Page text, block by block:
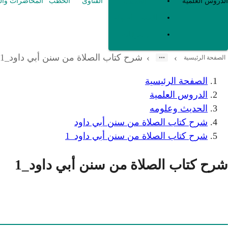
الصفحة الرئيسية ›
› شرح كتاب الصلاة من سنن أبي داود_1
الصفحة الرئيسية
الدروس العلمية
الحديث وعلومه
شرح كتاب الصلاة من سنن أبي داود
شرح كتاب الصلاة من سنن أبي داود_1
شرح كتاب الصلاة من سنن أبي داود_1